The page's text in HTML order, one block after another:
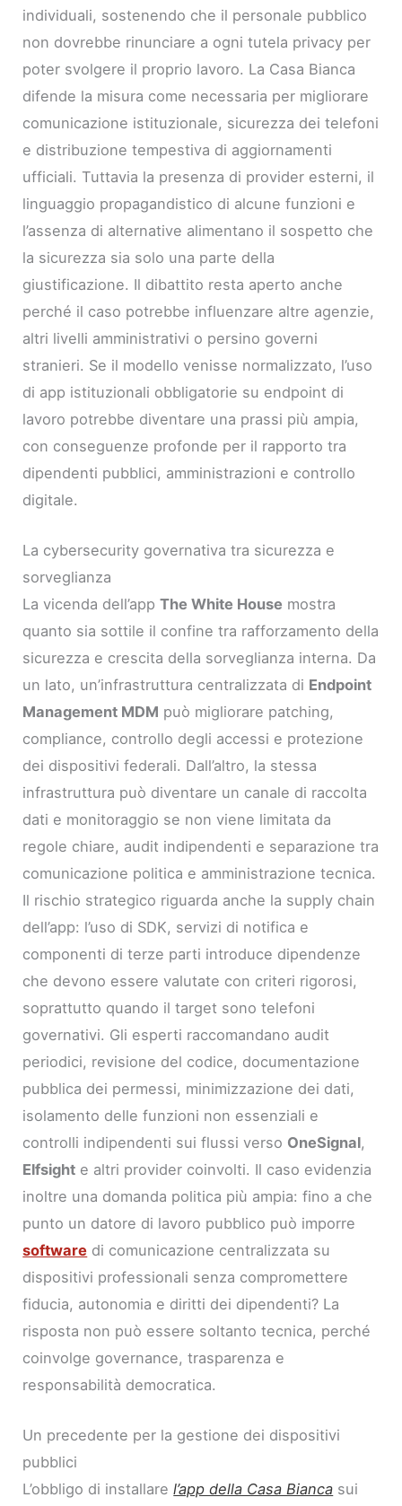
individuali, sostenendo che il personale pubblico
non dovrebbe rinunciare a ogni tutela privacy per
poter svolgere il proprio lavoro. La Casa Bianca
difende la misura come necessaria per migliorare
comunicazione istituzionale, sicurezza dei telefoni
e distribuzione tempestiva di aggiornamenti
ufficiali. Tuttavia la presenza di provider esterni, il
linguaggio propagandistico di alcune funzioni e
l’assenza di alternative alimentano il sospetto che
la sicurezza sia solo una parte della
giustificazione. Il dibattito resta aperto anche
perché il caso potrebbe influenzare altre agenzie,
altri livelli amministrativi o persino governi
stranieri. Se il modello venisse normalizzato, l’uso
di app istituzionali obbligatorie su endpoint di
lavoro potrebbe diventare una prassi più ampia,
con conseguenze profonde per il rapporto tra
dipendenti pubblici, amministrazioni e controllo
digitale.
La cybersecurity governativa tra sicurezza e
sorveglianza
La vicenda dell’appThe White House mostra
quanto sia sottile il confine tra rafforzamento della
sicurezza e crescita della sorveglianza interna. Da
un lato, un’infrastruttura centralizzata di Endpoint
Management MDM può migliorare patching,
compliance, controllo degli accessi e protezione
dei dispositivi federali. Dall’altro, la stessa
infrastruttura può diventare un canale di raccolta
dati e monitoraggio se non viene limitata da
regole chiare, audit indipendenti e separazione tra
comunicazione politica e amministrazione tecnica.
Il rischio strategico riguarda anche la supply chain
dell’app: l’uso di SDK, servizi di notifica e
componenti di terze parti introduce dipendenze
che devono essere valutate con criteri rigorosi,
soprattutto quando il target sono telefoni
governativi. Gli esperti raccomandano audit
periodici, revisione del codice, documentazione
pubblica dei permessi, minimizzazione dei dati,
isolamento delle funzioni non essenziali e
controlli indipendenti sui flussi verso OneSignal,
Elfsight e altri provider coinvolti. Il caso evidenzia
inoltre una domanda politica più ampia: fino a che
punto un datore di lavoro pubblico può imporre
software di comunicazione centralizzata su
dispositivi professionali senza compromettere
fiducia, autonomia e diritti dei dipendenti? La
risposta non può essere soltanto tecnica, perché
coinvolge governance, trasparenza e
responsabilità democratica.
Un precedente per la gestione dei dispositivi
pubblici
L’obbligo di installarel’app della Casa Bianca sui